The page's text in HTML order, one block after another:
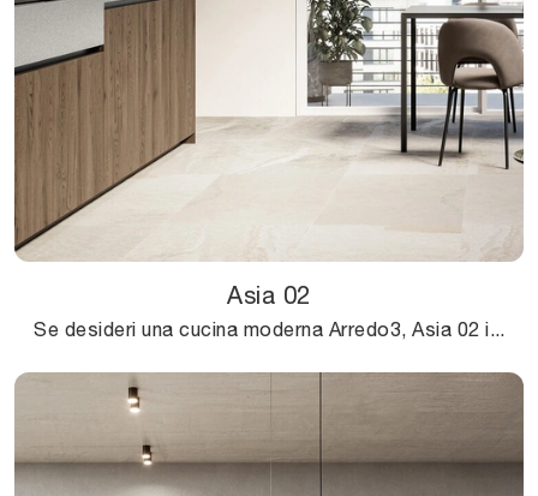
Asia 02
Se desideri una cucina moderna Arredo3, Asia 02 in legno ti aspetta nel nostro negozio di Cucine Moderne in linea.